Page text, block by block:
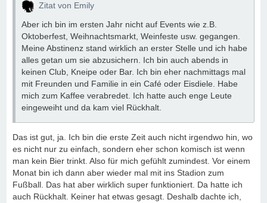
Zitat von Emily
Aber ich bin im ersten Jahr nicht auf Events wie z.B.
Oktoberfest, Weihnachtsmarkt, Weinfeste usw. gegangen.
Meine Abstinenz stand wirklich an erster Stelle und ich habe
alles getan um sie abzusichern. Ich bin auch abends in
keinen Club, Kneipe oder Bar. Ich bin eher nachmittags mal
mit Freunden und Familie in ein Café oder Eisdiele. Habe
mich zum Kaffee verabredet. Ich hatte auch enge Leute
eingeweiht und da kam viel Rückhalt.
Das ist gut, ja. Ich bin die erste Zeit auch nicht irgendwo hin, wo
es nicht nur zu einfach, sondern eher schon komisch ist wenn
man kein Bier trinkt. Also für mich gefühlt zumindest. Vor einem
Monat bin ich dann aber wieder mal mit ins Stadion zum
Fußball. Das hat aber wirklich super funktioniert. Da hatte ich
auch Rückhalt. Keiner hat etwas gesagt. Deshalb dachte ich,